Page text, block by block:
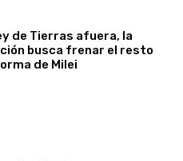
de Tierras afuera, la
busca frenar el resto
de Milei